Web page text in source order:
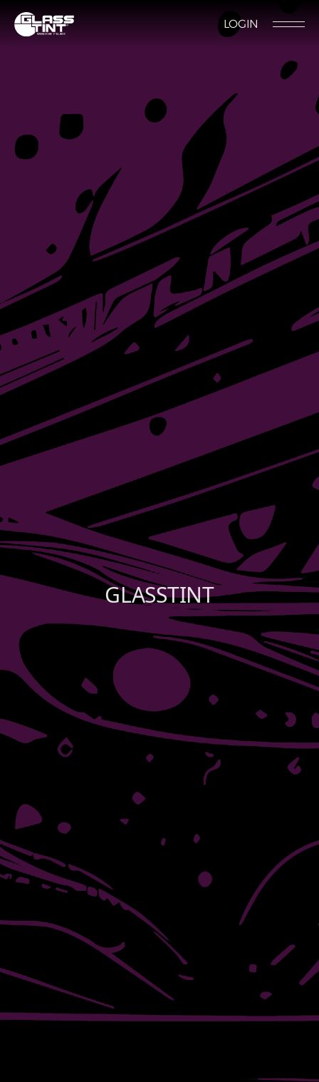
LOGIN
NANO CERAMIC
WINDOW TINT
Nano Ceramic Window Tint
Pender
Pender S
Foret
Rode
Santana
Optic W
Camo
REFLECTIVE CERAMIC
WINDOW TINT
PPF
BLOG
SUPPORT
ABOUT GLASSTINT
CONTACT US
GLASSTINT